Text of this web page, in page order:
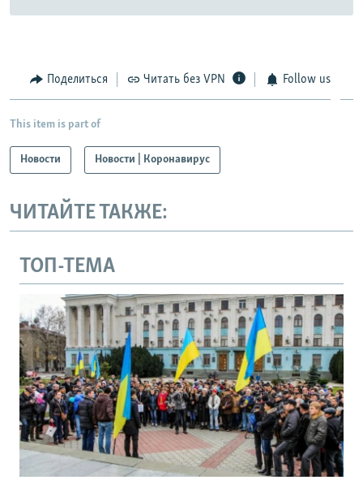
Поделиться Читать без VPN Follow us
This item is part of
Новости Новости | Коронавирус
ЧИТАЙТЕ ТАКЖЕ:
ТОП-ТЕМА